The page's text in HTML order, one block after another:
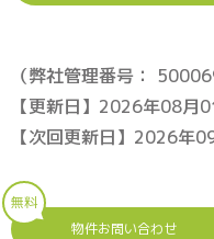
（弊社管理番号：
【更新日】2026年08月
【次回更新日】2026年
無料
物件お問い合わせ